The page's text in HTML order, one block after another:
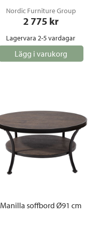
Nordic Furniture Group
2 775 kr
Lagervara 2-5 vardagar
Lägg i varukorg
Manilla soffbord Ø91 cm